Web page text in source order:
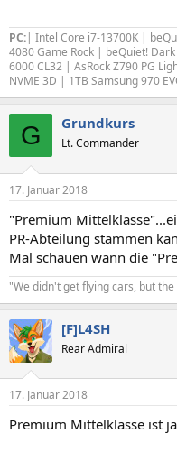
PC:| Intel Core i7-13700K |
4080 Game Rock | beQuiet!
6000 CL32 | AsRock Z790 PG
NVME 3D | 1TB Samsung 970
G Grundkurs
Lt. Commander
17. Januar 2018
"Premium
PR-Abteilung stammen
Mal schauen wann die
"We didn't get flying cars, but
[F]L4SH
Rear Admiral
17. Januar 2018
Premium Mittelklasse ist